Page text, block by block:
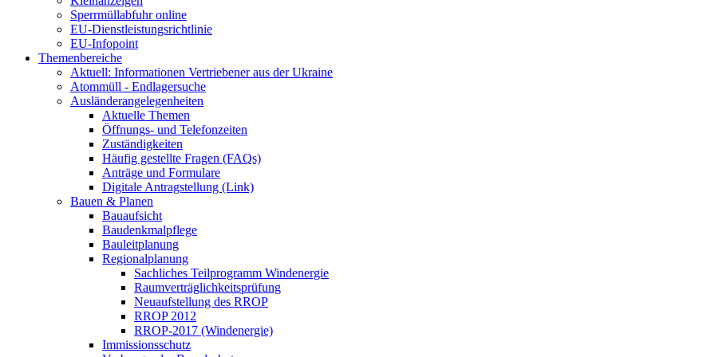
Sperrmüllabfuhr online
EU-Dienstleistungsrichtlinie
EU-Infopoint
Themenbereiche
Aktuell: Informationen Vertriebener aus der Ukraine
Atommüll - Endlagersuche
Ausländerangelegenheiten
Aktuelle Themen
Öffnungs- und Telefonzeiten
Zuständigkeiten
Häufig gestellte Fragen (FAQs)
Anträge und Formulare
Digitale Antragstellung (Link)
Bauen & Planen
Bauaufsicht
Baudenkmalpflege
Bauleitplanung
Regionalplanung
Sachliches Teilprogramm Windenergie
Raumverträglichkeitsprüfung
Neuaufstellung des RROP
RROP 2012
RROP-2017 (Windenergie)
Immissionsschutz